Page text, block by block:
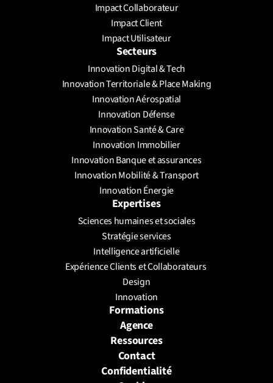
Impact Collaborateur
Impact Client
Impact Utilisateur
Secteurs
Innovation Digital & Tech
Innovation Territoriale & Place Making
Innovation Aérospatial
Innovation Défense
Innovation Santé & Care
Innovation Immobilier
Innovation Banque et assurances
Innovation Mobilité & Transport
Innovation Énergie
Expertises
Sciences humaines et sociales
Stratégie services
Intelligence artificielle
Expérience Clients et Collaborateurs
Design
Innovation
Formations
Agence
Ressources
Contact
Confidentialité